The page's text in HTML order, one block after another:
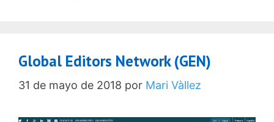
Global Editors Network (GEN)
31 de mayo de 2018 por Mari Vàllez